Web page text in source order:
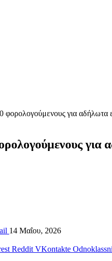
φορολογούμενους για αδήλωτα
14 Μαΐου, 2026
Reddit VKontakte